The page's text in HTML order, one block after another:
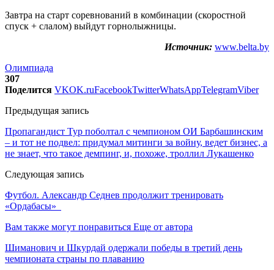
Завтра на старт соревнований в комбинации (скоростной
спуск + слалом) выйдут горнолыжницы.
Источник: www.belta.by
Олимпиада
307
Поделится VKOK.ruFacebookTwitterWhatsAppTelegramViber
Предыдущая запись
Пропагандист Тур поболтал с чемпионом ОИ Барбашинским
– и тот не подвел: придумал митинги за войну, ведет бизнес, а
не знает, что такое демпинг, и, похоже, троллил Лукашенко
Следующая запись
Футбол. Александр Седнев продолжит тренировать
«Ордабасы»
Вам также могут понравиться Еще от автора
Шиманович и Шкурдай одержали победы в третий день
чемпионата страны по плаванию